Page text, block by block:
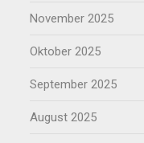
November 2025
Oktober 2025
September 2025
August 2025